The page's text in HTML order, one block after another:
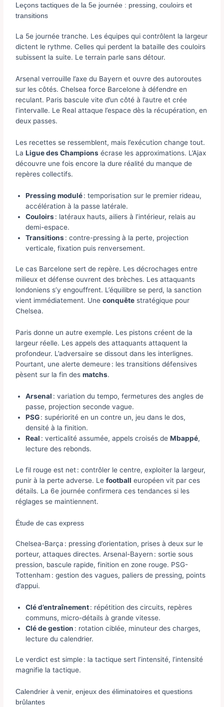
Leçons tactiques de la 5e journée : pressing, couloirs et
transitions
La 5e journée tranche. Les équipes qui contrôlent la largeur
dictent le rythme. Celles qui perdent la bataille des couloirs
subissent la suite. Le terrain parle sans détour.
Arsenal verrouille l’axe du Bayern et ouvre des autoroutes
sur les côtés. Chelsea force Barcelone à défendre en
reculant. Paris bascule vite d’un côté à l’autre et crée
l’intervalle. Le Real attaque l’espace dès la récupération, en
deux passes.
Les recettes se ressemblent, mais l’exécution change tout.
LaLigue des Champions écrase les approximations. L’Ajax
découvre une fois encore la dure réalité du manque de
repères collectifs.
Pressing modulé: temporisation sur le premier rideau,
accélération à la passe latérale.
Couloirs: latéraux hauts, ailiers à l’intérieur, relais au
demi-espace.
Transitions: contre-pressing à la perte, projection
verticale, fixation puis renversement.
Le cas Barcelone sert de repère. Les décrochages entre
milieux et défense ouvrent des brèches. Les attaquants
londoniens s’y engouffrent. L’équilibre se perd, la sanction
vient immédiatement. Uneconquête stratégique pour
Chelsea.
Paris donne un autre exemple. Les pistons créent de la
largeur réelle. Les appels des attaquants attaquent la
profondeur. L’adversaire se dissout dans les interlignes.
Pourtant, une alerte demeure : les transitions défensives
pèsent sur la fin desmatchs.
Arsenal : variation du tempo, fermetures des angles de
passe, projection seconde vague.
PSG: supériorité en un contre un, jeu dans le dos,
densité à la finition.
Real : verticalité assumée, appels croisés deMbappé,
lecture des rebonds.
Le fil rouge est net : contrôler le centre, exploiter la largeur,
punir à la perte adverse. Lefootball européen vit par ces
détails. La 6e journée confirmera ces tendances si les
réglages se maintiennent.
Étude de cas express
Chelsea-Barça : pressing d’orientation, prises à deux sur le
porteur, attaques directes. Arsenal-Bayern : sortie sous
pression, bascule rapide, finition en zone rouge. PSG-
Tottenham : gestion des vagues, paliers de pressing, points
d’appui.
Clé d’entraînement: répétition des circuits, repères
communs, micro-détails à grande vitesse.
Clé de gestion : rotation ciblée, minuteur des charges,
lecture du calendrier.
Le verdict est simple : la tactique sert l’intensité, l’intensité
magnifie la tactique.
Calendrier à venir, enjeux des éliminatoires et questions
brûlantes